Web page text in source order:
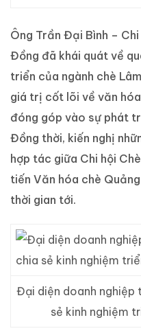
Ông Trần Đại Bình –
Đồng đã khái quát về
triển của ngành chè
giá trị cốt lõi về văn
đóng góp vào sự phát
Đồng thời, kiến nghị
hợp tác giữa Chi hội
tiến Văn hóa chè
thời gian tới.
Đại diện doanh nghiệp
sẻ kinh nghiệm